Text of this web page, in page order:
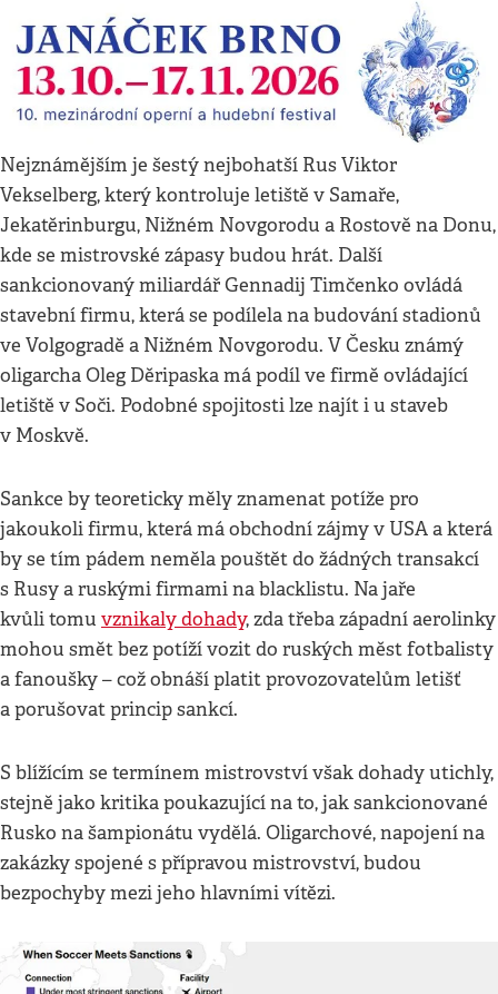
Nejznámějším je šestý nejbohatší Rus Viktor
Vekselberg, který kontroluje letiště v Samaře,
Jekatěrinburgu, Nižném Novgorodu a Rostově na Donu,
kde se mistrovské zápasy budou hrát. Další
sankcionovaný miliardář Gennadij Timčenko ovládá
stavební firmu, která se podílela na budování stadionů
ve Volgogradě a Nižném Novgorodu. V Česku známý
oligarcha Oleg Děripaska má podíl ve firmě ovládající
letiště v Soči. Podobné spojitosti lze najít i u staveb
v Moskvě.
Sankce by teoreticky měly znamenat potíže pro
jakoukoli firmu, která má obchodní zájmy v USA a která
by se tím pádem neměla pouštět do žádných transakcí
s Rusy a ruskými firmami na blacklistu. Na jaře
kvůli tomu vznikaly dohady, zda třeba západní aerolinky
mohou smět bez potíží vozit do ruských měst fotbalisty
a fanoušky – což obnáší platit provozovatelům letišť
a porušovat princip sankcí.
S blížícím se termínem mistrovství však dohady utichly,
stejně jako kritika poukazující na to, jak sankcionované
Rusko na šampionátu vydělá. Oligarchové, napojení na
zakázky spojené s přípravou mistrovství, budou
bezpochyby mezi jeho hlavními vítězi.